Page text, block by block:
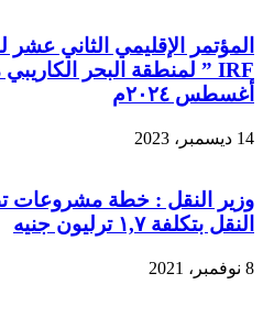
المؤتمر الإقليمي الثاني عشر
أغسطس ٢٠٢٤م
14 ديسمبر، 2023
وزير النقل : خطة مشروعات
النقل بتكلفة ١,٧ ترليون جنيه
8 نوفمبر، 2021